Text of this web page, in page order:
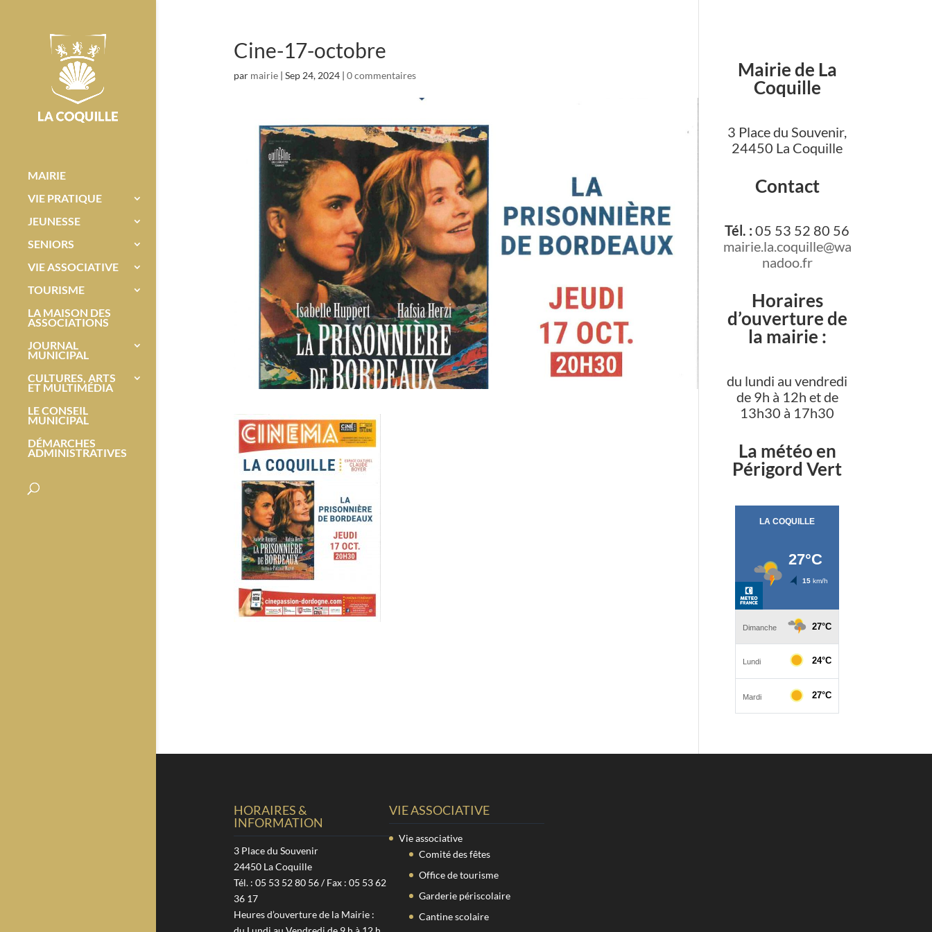
MAIRIE
VIE PRATIQUE
JEUNESSE
SENIORS
VIE ASSOCIATIVE
TOURISME
LA MAISON DES
ASSOCIATIONS
JOURNAL
MUNICIPAL
CULTURES, ARTS
ET MULTIMÉDIA
LE CONSEIL
MUNICIPAL
DÉMARCHES
ADMINISTRATIVES
Cine-17-octobre
par mairie| Sep 24, 2024| 0 commentaires
Mairie de La
Coquille
3 Place du Souvenir,
24450 La Coquille
Contact
Tél. : 05 53 52 80 56
mairie.la.coquille@wa
nadoo.fr
Horaires
d’ouverture de
la mairie :
du lundi au vendredi
de 9h à 12h et de
13h30 à 17h30
La météo en
Périgord Vert
HORAIRES &
INFORMATION
3 Place du Souvenir
24450 La Coquille
Tél. : 05 53 52 80 56 / Fax : 05 53 62
36 17
Heures d’ouverture de la Mairie :
VIE ASSOCIATIVE
Vie associative
Comité des fêtes
Office de tourisme
Garderie périscolaire
Cantine scolaire